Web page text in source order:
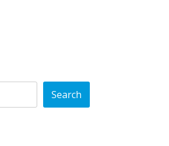
Search